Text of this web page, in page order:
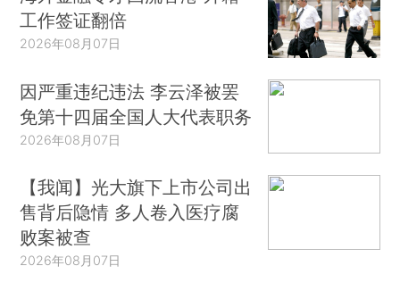
工作签证翻倍
2026年08月07日
因严重违纪违法 李云泽被罢
免第十四届全国人大代表职务
2026年08月07日
【我闻】光大旗下上市公司出
售背后隐情 多人卷入医疗腐
败案被查
2026年08月07日